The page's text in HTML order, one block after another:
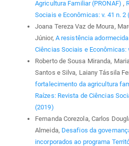
Agricultura Familiar (PRONAF) ,
Sociais e Econômicas: v. 41 n. 2
Joana Tereza Vaz de Moura,
Júnior, A resistência adormecida
Ciências Sociais e Econômicas:
Roberto de Sousa Miranda,
Santos e Silva, Laiany Tássila
fortalecimento da agricultura
Raízes: Revista de Ciências
(2019)
Fernanda Corezola, Carlos
Almeida, Desafios da
incorporados ao programa